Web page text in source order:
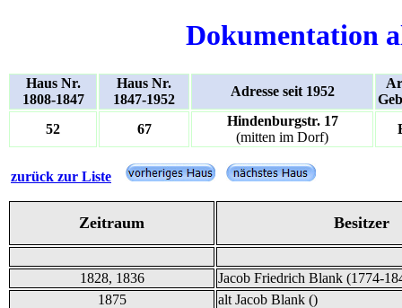
Dokumentation
Haus Nr.
1808-1847
Haus Nr.
1847-1952
Adresse seit 1952
52
67
Hindenburgstr. 17
(mitten im Dorf)
zurück zur Liste
Zeitraum Besitzer
1828, 1836
Jacob Friedrich Blank (1774-
1875
alt Jacob Blank ()